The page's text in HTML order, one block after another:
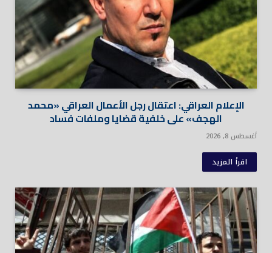
الإعلام العراقي: اعتقال رجل الأعمال العراقي «محمد
الهجف» على خلفية قضايا وملفات فساد
أغسطس 8, 2026
اقرأ المزيد